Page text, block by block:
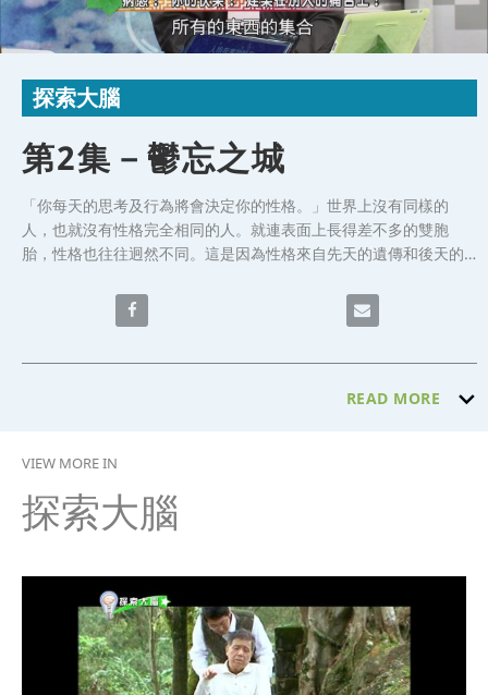
Video
Skip to collection list
Skip to video grid
探索大腦
第2集－鬱忘之城
「你每天的思考及行為將會決定你的性格。」世界上沒有同樣的
人，也就沒有性格完全相同的人。就連表面上長得差不多的雙胞
胎，性格也往往迥然不同。這是因為性格來自先天的遺傳和後天的
鬱、多愁善感，好生悶氣，自我體驗深刻卻不願意表露、沈默寡
言、處世冷淡、心胸狹窄、常鑽牛角尖、容易記仇、易躁易怒、忍
Share 第2集－鬱忘之城 on FacebookEmail 第2集－
READ MORE
VIEW MORE IN
探索大腦